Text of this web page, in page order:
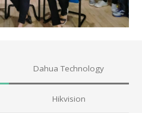
Dahua Technology
Hikvision